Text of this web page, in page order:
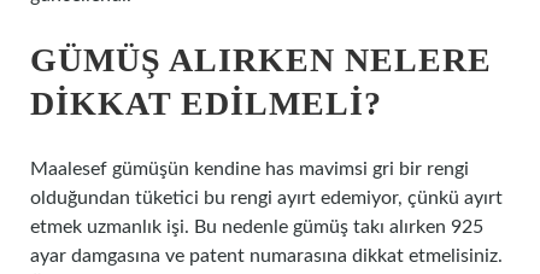
GÜMÜŞ ALIRKEN NELERE
DIKKAT EDILMELI?
Maalesef gümüşün kendine has mavimsi gri bir rengi
olduğundan tüketici bu rengi ayırt edemiyor, çünkü ayırt
etmek uzmanlık işi. Bu nedenle gümüş takı alırken 925
ayar damgasına ve patent numarasına dikkat etmelisiniz.